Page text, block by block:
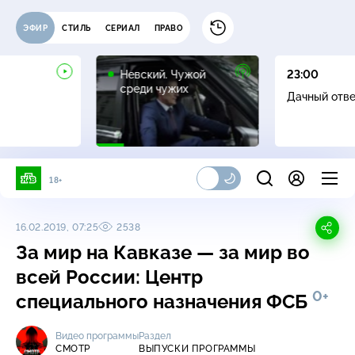
ЭФИР СТИЛЬ СЕРИАЛ ПРАВО
Невский. Чужой
среди чужих
16+
23:00
Дачный
18+
16.02.2019, 07:25 2538
За мир на Кавказе — за мир во
всей России: Центр
специального назначения ФСБ 0+
Видео программы
СМОТР
Раздел
ВЫПУСКИ ПРОГРАММЫ